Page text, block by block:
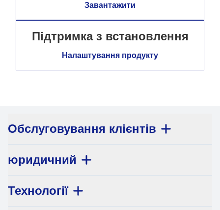
Завантажити
Підтримка з встановлення
Налаштування продукту
Обслуговування клієнтів
юридичний
Технології